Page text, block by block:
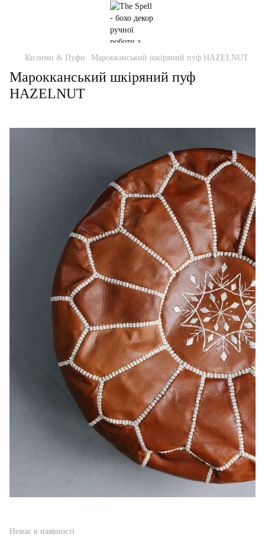
Килими & Пуфи Марокканський шкіряний пуф HAZELNUT
Марокканський шкіряний пуф
HAZELNUT
Немає в наявності